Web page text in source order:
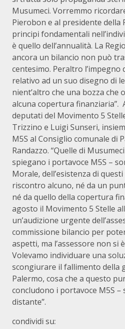
Musumeci. Vorremmo
Pierobon e al presidente della
principi fondamentali
è quello dell’annualità. La
ancora un bilancio non può
centesimo. Peraltro l’impegno
relativo ad un suo disegno di
nient’altro che una bozza che
alcuna copertura finanziaria”.
deputati del Movimento 5
Trizzino e Luigi Sunseri,
M5S al Consiglio comunale di
Randazzo. “Quelle di
spiegano i portavoce M5S –
Morale, dell’esistenza di
riscontro alcuno, né da un
né da quello della copertura
agosto il Movimento 5 Stelle
un’audizione urgente
commissione bilancio per
aspetti, ma l’assessore non si
Volevamo individuare una
scongiurare il fallimento della
Palermo, cosa che a questo
concludono i portavoce M5S –
distante”.
condividi su: